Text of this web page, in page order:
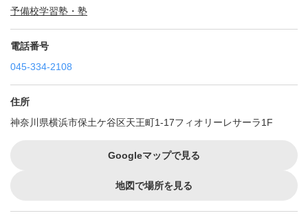
予備校学習塾・塾
電話番号
045-334-2108
住所
神奈川県横浜市保土ケ谷区天王町1-17フィオリーレサーラ1F
Googleマップで見る
地図で場所を見る